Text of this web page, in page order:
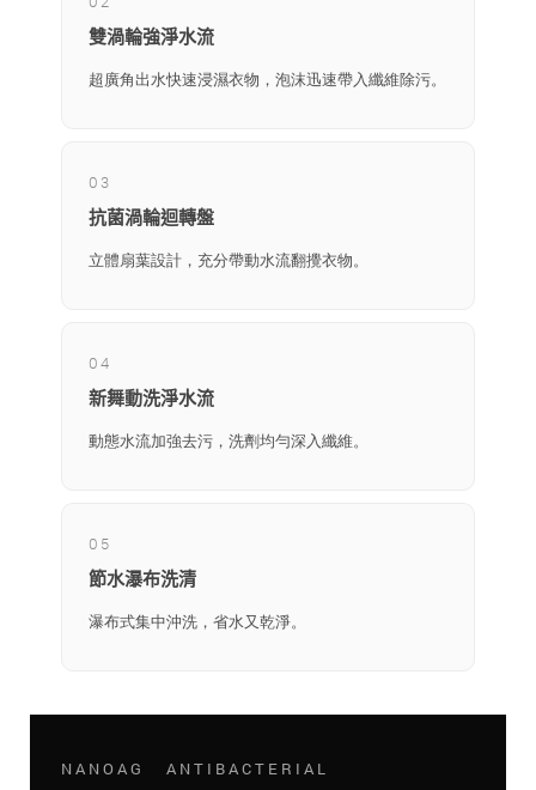
雙渦輪強淨水流
超廣角出水快速浸濕衣物，泡沫迅速帶入纖維除污。
03
抗菌渦輪迴轉盤
立體扇葉設計，充分帶動水流翻攪衣物。
04
新舞動洗淨水流
動態水流加強去污，洗劑均勻深入纖維。
05
節水瀑布洗清
瀑布式集中沖洗，省水又乾淨。
NANOAG ANTIBACTERIAL